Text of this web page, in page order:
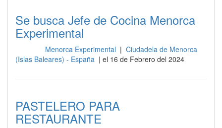
Se busca Jefe de Cocina Menorca
Experimental
Menorca Experimental | Ciudadela de Menorca
(Islas Baleares) - España | el 16 de Febrero del 2024
PASTELERO PARA
RESTAURANTE